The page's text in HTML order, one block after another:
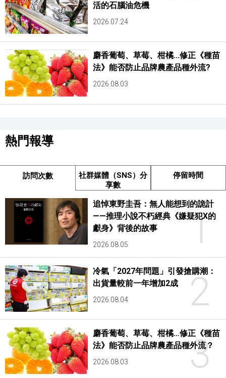
活的石腦油危機
2026.07.24
麝香葡萄、草莓、柑橘...修正《種苗
法》能否防止品牌農產品種外流?
2026.08.03
熱門報導
訪問次數
社群媒體（SNS）分
享數
停留時間
1
追悼東野圭吾：無人能想到的詭計
——推理小說不朽經典《嫌疑犯X的
獻身》背後的故事
2026.08.05
2
冷氣「2027年問題」引發搶購潮：
出貨量較前一年增加2成
2026.08.04
3
麝香葡萄、草莓、柑橘…修正《種苗
法》能否防止品牌農產品種外流？
2026.08.03